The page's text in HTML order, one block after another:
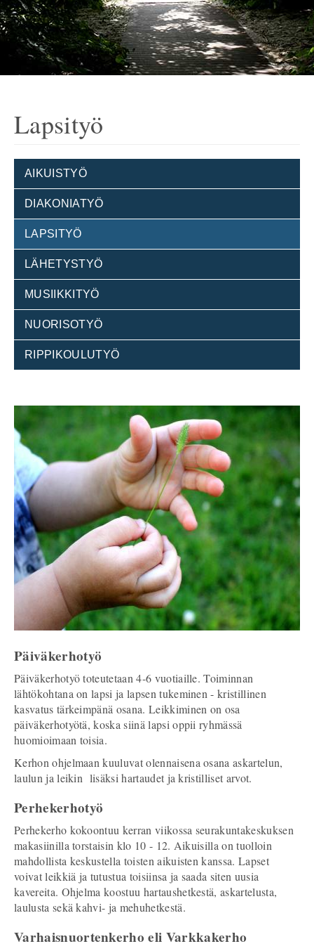
Lapsityö
AIKUISTYÖ
DIAKONIATYÖ
LAPSITYÖ
LÄHETYSTYÖ
MUSIIKKITYÖ
NUORISOTYÖ
RIPPIKOULUTYÖ
Päiväkerhotyö
Päiväkerhotyö toteutetaan 4-6 vuotiaille. Toiminnan
lähtökohtana on lapsi ja lapsen tukeminen - kristillinen
kasvatus tärkeimpänä osana. Leikkiminen on osa
päiväkerhotyötä, koska siinä lapsi oppii ryhmässä
huomioimaan toisia.
Kerhon ohjelmaan kuuluvat olennaisena osana askartelun,
laulun ja leikin lisäksi hartaudet ja kristilliset arvot.
Perhekerhotyö
Perhekerho kokoontuu kerran viikossa seurakuntakeskuksen
makasiinilla torstaisin klo 10 - 12. Aikuisilla on tuolloin
mahdollista keskustella toisten aikuisten kanssa. Lapset
voivat leikkiä ja tutustua toisiinsa ja saada siten uusia
kavereita. Ohjelma koostuu hartaushetkestä, askartelusta,
laulusta sekä kahvi- ja mehuhetkestä.
Varhaisnuortenkerho eli Varkkakerho